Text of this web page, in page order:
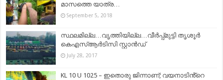
മാസത്തെ യാത്ര…
September 5, 2018
സ്ഥലമില്ല…വൃത്തിയില്ല…വീര്‍പ്പ്മുട്ടി തൃശൂര്‍
കെഎസ്ആര്‍ടിസി സ്റ്റാന്‍ഡ്
July 28, 2017
KL 10 U 1025 – ഇതൊരു ജിന്നാണ്; വയനാടിൻ്റെ